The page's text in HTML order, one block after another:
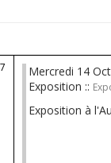
Mercredi 14
Exposition ::
Exposition à